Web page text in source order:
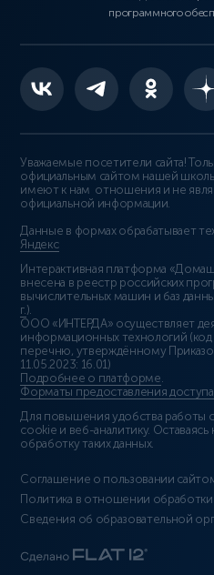
программного
Уважаемые посетители сайта!
официальным сайтом нашей
имеют к нам отношения и не
официальной информации.
Данные в формах обрабатывает
Яндекс
Интерактивная платформа
внесена в реестр российских
вычислительных машин и баз
г.).
ООО «ИНТЕРДА» осуществляет
информационных технологий (код
перечню, утверждённому
11.05.2023: 16.01)
Подробнее о платформе.
Форматы предоставления
Для повышения удобства работы
cookie и веб-аналитику. Оставаясь
обработку таких данных.
Соглашение о пользовании
Политика в отношении
Сведения об образовательной